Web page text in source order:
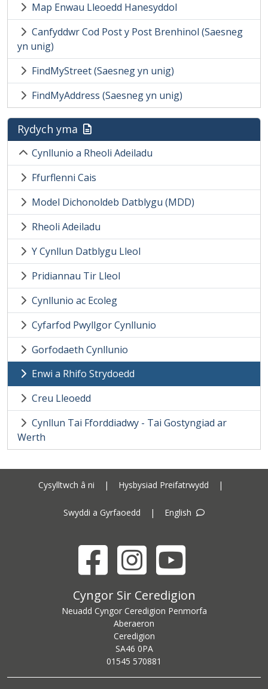
Map Enwau Lleoedd Hanesyddol
Canfyddwr Cod Post y Post Brenhinol (Saesneg
yn unig)
FindMyStreet (Saesneg yn unig)
FindMyAddress (Saesneg yn unig)
Rydych yma
Cynllunio a Rheoli Adeiladu
Ffurflenni Cais
Model Dichonoldeb Datblygu (MDD)
Rheoli Adeiladu
Y Cynllun Datblygu Lleol
Pridiannau Tir Lleol
Cynllunio ac Ecoleg
Cyfarfod Pwyllgor Cynllunio
Gorfodaeth Cynllunio
Enwi a Rhifo Strydoedd
Creu Lleoedd
Cynllun Tai Fforddiadwy - Tai Gostyngiad ar
Werth
Cysylltwch â ni | Hysbysiad Preifatrwydd |
Swyddi a Gyrfaoedd | English
FacebookInstagramYouTube
Cyngor Sir Ceredigion addressCyngor Sir Ceredigion
Neuadd Cyngor Ceredigion Penmorfa
Aberaeron
Ceredigion
SA46 0PA
Ceredigion County Council call centre phone number
01545 570881